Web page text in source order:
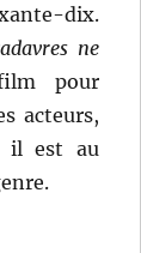
dix.
ne
pour
acteurs,
il est au